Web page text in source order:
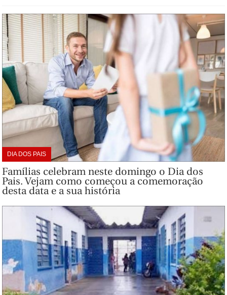
DIA DOS PAIS
Famílias celebram neste domingo o Dia dos
Pais. Vejam como começou a comemoração
desta data e a sua história